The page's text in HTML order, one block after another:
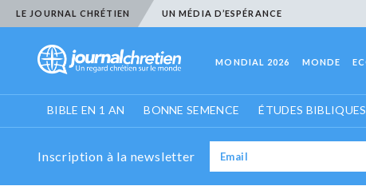
LE JOURNAL CHRÉTIEN UN MÉDIA D’ESPÉRANCE
MONDIAL 2026 MONDE
BIBLE EN 1 AN BONNE SEMENCE ÉTUDES BIBLIQUES
Inscription à la newsletter